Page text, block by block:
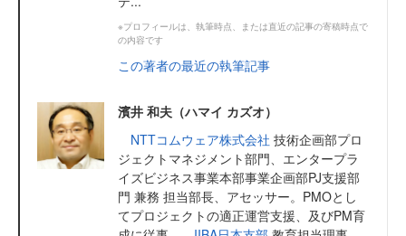
※プロフィールは、執筆時点、または直近の記事の寄稿時点で
の内容です
この著者の最近の執筆記事
濱井 和夫（ハマイ カズオ）
NTTコムウェア株式会社 技術企画部プロ
ジェクトマネジメント部門、エンタープラ
イズビジネス事業本部事業企画部PJ支援部
門 兼務 担当部長、アセッサー。PMOとし
てプロジェクトの適正運営支援、及びPM育